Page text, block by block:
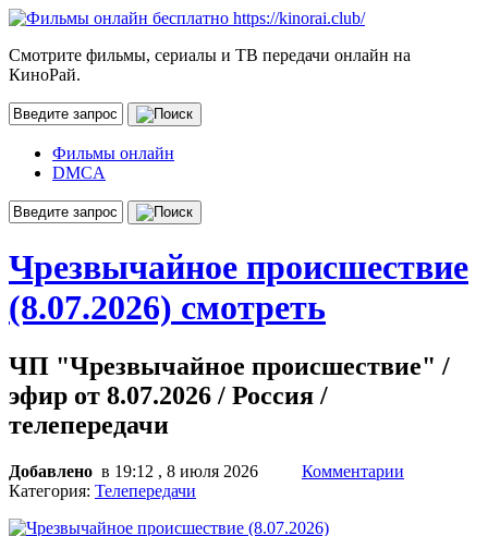
Смотрите фильмы, сериалы и ТВ передачи онлайн на
КиноРай.
Фильмы онлайн
DMCA
Чрезвычайное происшествие
(8.07.2026) смотреть
ЧП "Чрезвычайное происшествие" /
эфир от 8.07.2026 / Россия /
телепередачи
Добавлено в 19:12 , 8 июля 2026
Комментарии
Категория: Телепередачи